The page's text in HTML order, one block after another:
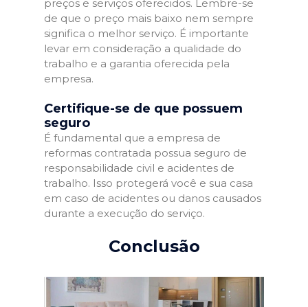
preços e serviços oferecidos. Lembre-se
de que o preço mais baixo nem sempre
significa o melhor serviço. É importante
levar em consideração a qualidade do
trabalho e a garantia oferecida pela
empresa.
Certifique-se de que possuem
seguro
É fundamental que a empresa de
reformas contratada possua seguro de
responsabilidade civil e acidentes de
trabalho. Isso protegerá você e sua casa
em caso de acidentes ou danos causados
durante a execução do serviço.
Conclusão